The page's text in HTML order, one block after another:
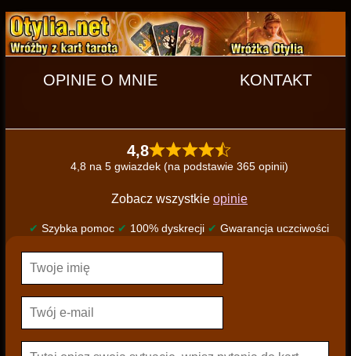
OPINIE O MNIE KONTAKT
4,8
4,8 na 5 gwiazdek (na podstawie 365 opinii)
Zobacz wszystkie opinie
✔ Szybka pomoc ✔ 100% dyskrecji ✔ Gwarancja uczciwości